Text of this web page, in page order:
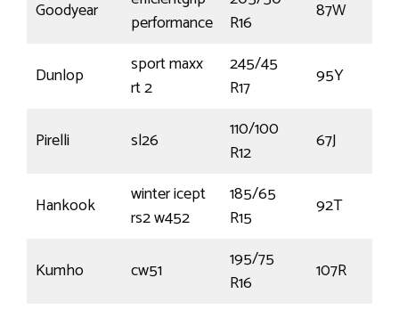
Goodyear
performance
R16
87W
Dunlop
sport maxx
rt 2
245/45
R17
95Y
Pirelli sl26
110/100
R12
67J
Hankook
winter icept
rs2 w452
185/65
R15
92T
Kumho cw51
195/75
R16
107R